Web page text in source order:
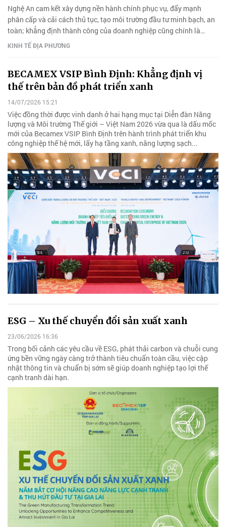
Nghệ An cam kết xây dựng nền hành chính phục vụ, đẩy mạnh
phân cấp và cải cách thủ tục, tạo môi trường đầu tư minh bạch, an
toàn; khẳng định thành công của doanh nghiệp cũng chính là
thành công của tỉnh.
KINH TẾ ĐỊA PHƯƠNG
BECAMEX VSIP Bình Định: Khẳng định vị
thế trên bản đồ phát triển xanh
14/07/2026 15:21
Việc đồng thời được vinh danh ở hai hạng mục tại Diễn đàn Năng
lượng và Môi trường Thế giới – Việt Nam 2026 vừa qua là dấu mốc
mới của Becamex VSIP Bình Định trên hành trình phát triển khu
công nghiệp thế hệ mới, lấy hạ tầng xanh, năng lượng sạch...
ESG – Xu thế chuyển đổi sản xuất xanh
23/06/2026 16:36
Trong bối cảnh các yêu cầu về ESG, phát thải carbon và chuỗi cung
ứng bền vững ngày càng trở thành tiêu chuẩn toàn cầu, việc cập
nhật thông tin và chuẩn bị sớm sẽ giúp doanh nghiệp tạo lợi thế
cạnh tranh dài hạn.